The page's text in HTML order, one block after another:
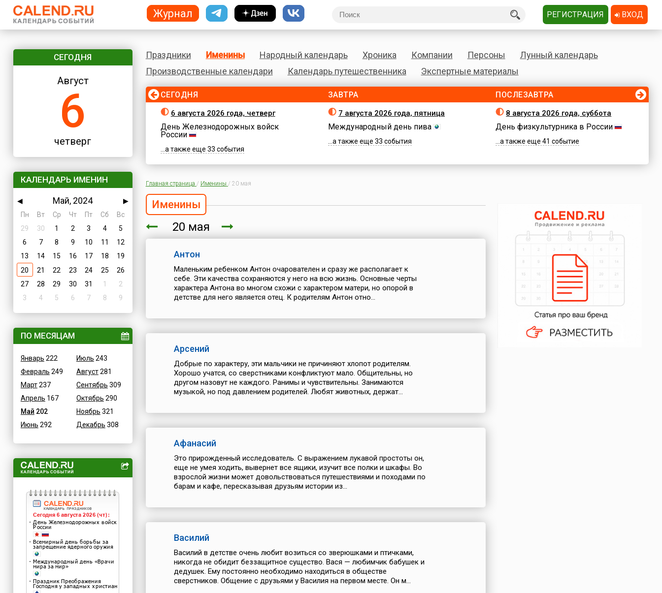
СЕГОДНЯ
Август
6
четверг
КАЛЕНДАРЬ ИМЕНИН
◀ Май, 2024
▶
Пн
Вт Ср Чт Пт Сб
Вс
29
30 1 2 3 4
5
6
7 8 9 10 11
12
13
14 15 16 17 18
19
20
21 22 23 24 25
26
27
28 29 30 31 1
2
3
4 5 6 7 8 9
ПО МЕСЯЦАМ
Январь 222
Февраль 249
Март237
Апрель 167
Май 202
Июнь 292
Июль 243
Август281
Сентябрь 309
Октябрь 290
Ноябрь 321
Декабрь 308
Праздники Именины Народный календарь Хроника Компании Персоны
Лунный календарь
Производственные календари
Календарь путешественника Экспертные материалы
СЕГОДНЯ
6 августа 2026 года, четверг
День Железнодорожных войск
России
...а также еще 33 события
ЗАВТРА
7 августа 2026 года, пятница
Международный день пива
...а также еще 33 события
ПОСЛЕЗАВТРА
8 августа 2026 года, суббота
День физкультурника в России
...а также еще 41 событие
Главная страница / Именины / 20 мая
Именины
20 мая
Антон
Маленьким ребенком Антон очарователен и сразу же располагает к
себе. Эти качества сохраняются у него на всю жизнь. Основные черты
характера Антона во многом схожи с характером матери, но опорой в
детстве для него является отец. К родителям Антон отно...
Арсений
Добрые по характеру, эти мальчики не причиняют хлопот родителям.
Хорошо учатся, со сверстниками конфликтуют мало. Общительны, но
другом назовут не каждого. Ранимы и чувствительны. Занимаются
музыкой, но под давлением родителей. Любят животных, держат...
Афанасий
Это прирожденный исследователь. С выражением лукавой простоты он,
еще не умея ходить, вывернет все ящики, изучит все полки и шкафы. Во
взрослой жизни может довольствоваться путешествиями и походами по
барам и кафе, пересказывая друзьям истории из...
Василий
Василий в детстве очень любит возиться со зверюшками и птичками,
никогда не обидит беззащитное существо. Вася — любимчик бабушек и
дедушек. Ему постоянно необходимо находиться в обществе
сверстников. Общение с друзьями у Василия на первом месте. Он м...
Журнал РЕГИСТРАЦИЯ ВХОД